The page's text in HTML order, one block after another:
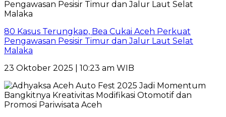
80 Kasus Terungkap, Bea Cukai Aceh Perkuat
Pengawasan Pesisir Timur dan Jalur Laut Selat
Malaka
23 Oktober 2025 | 10:23 am WIB